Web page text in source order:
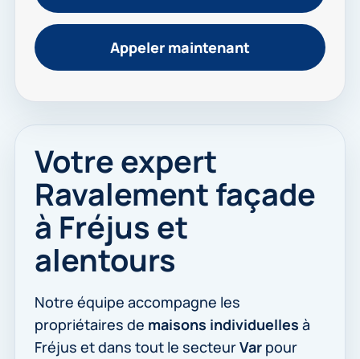
Appeler maintenant
Votre expert
Ravalement façade
à Fréjus et
alentours
Notre équipe accompagne les
propriétaires de maisons individuelles à
Fréjus et dans tout le secteurVar pour